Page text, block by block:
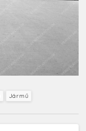
Jármű